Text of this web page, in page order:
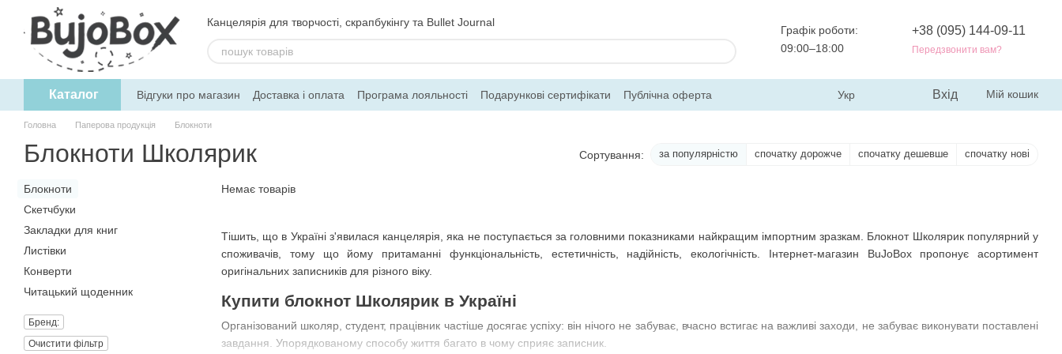
Перейти до основного контенту
Канцелярія для творчості, скрапбукінгу та Bullet Journal
Графік роботи:
09:00–18:00
+38 (095) 144-09-11
Передзвонити вам?
Каталог Відгуки про магазин Доставка і оплата Програма лояльності Подарункові сертифікати
Публічна оферта
Угода користувача
Обмін та повернення Блог Контакти Про магазин
Укр Вхід Мій кошик
Головна Паперова продукція Блокноти
Блокноти Школярик Сортування: за популярністю спочатку дорожче спочатку дешевше спочатку нові
Тішить, що в Україні з'явилася канцелярія, яка не поступається за головними показниками найкращим імпортним зразкам. Блокнот Школярик популярний у
споживачів, тому що йому притаманні функціональність, естетичність, надійність, екологічність. Інтернет-магазин BuJoBox пропонує асортимент
оригінальних записників для різного віку.
Купити блокнот Школярик в Україні
Організований школяр, студент, працівник частіше досягає успіху: він нічого не забуває, вчасно встигає на важливі заходи, не забуває виконувати поставлені
завдання. Упорядкованому способу життя багато в чому сприяє записник.
Немає товарів
Блокноти
Скетчбуки
Закладки для книг
Листівки
Конверти
Читацький щоденник
Бренд:
Очистити фільтр